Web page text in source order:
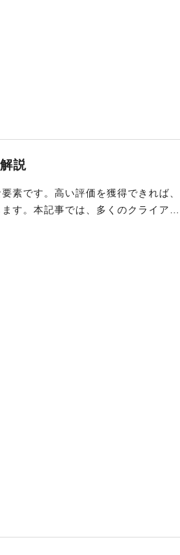
説
素です。高い評価を獲得できれば、
す。本記事では、多くのクライアン
します。また、評価を高めるための